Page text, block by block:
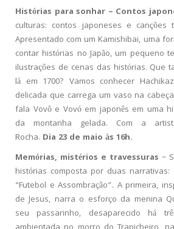
Histórias para sonhar – Contos
culturas: contos japoneses e canções
Apresentado com um Kamishibai, uma
contar histórias no Japão, um pequeno
ilustrações de cenas das histórias. Que
lá em 1700? Vamos conhecer
delicada que carrega um vaso na
fala Vovô e Vovó em japonês em uma
da montanha gelada. Com a
Rocha. Dia 23 de maio às 16h.
Memórias, mistérios e travessuras –
histórias composta por duas narrativas:
“Futebol e Assombração”. A primeira,
de Jesus, narra o esforço da menina
seu passarinho, desaparecido há